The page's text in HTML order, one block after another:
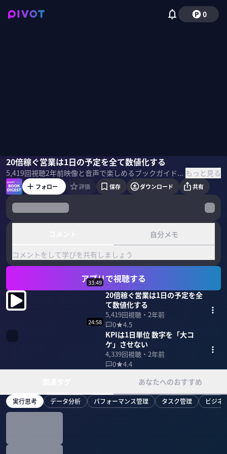
0
20倍稼ぐ営業は1日の予定を全て数値化する
5,419回視聴2年前 映像と音声で楽しめるブックガイド。話題の新刊の著者・訳者・編集者・思い入れのある人をゲストに呼び、ビジネスパーソンが吸収したい学びを、本の作り手に直接聞きます。 本1冊を読む時間がなかなか取れないという方も、この番組を通じて最新のビジネス書のエッセンスに触れられます。 ＜目次＞ もっと見る
岩田圭弘
フォロー 評価 保存 ダウンロード 共有
自分メモ
コメントをして学びを共有しましょう
アプリで視聴する
33:49
20倍稼ぐ営業は1日の予定を全
て数値化する
5,419回視聴・ 2年前
0
4.5
24:58
KPIは1日単位 数字を「大コ
ケ」させない
4,339回視聴・ 2年前
0
4.4
あなたへのおすすめ
実行思考 データ分析 パフォーマンス管理 タスク管理 ビジネ